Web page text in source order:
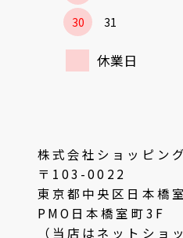
30
31
休業日
株式会社ショッピン
〒103-0022
東京都中央区日本
PMO日本橋室町3F
（当店はネットショ